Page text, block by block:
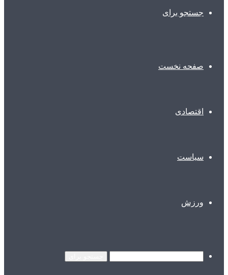
جستجو برای
صفحه نخست
اقتصادی
سیاست
ورزش